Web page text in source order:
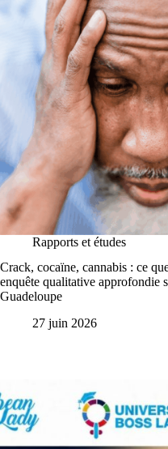
Rapports et études
Crack, cocaïne, cannabis : ce
enquête qualitative approfondie
Guadeloupe
27 juin 2026